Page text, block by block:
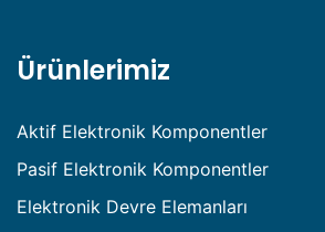
Ürünlerimiz
Aktif Elektronik Komponentler
Pasif Elektronik Komponentler
Elektronik Devre Elemanları